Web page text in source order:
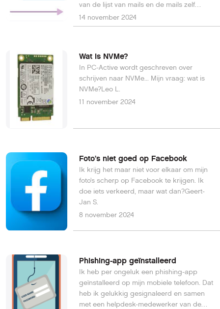
van de lijst van mails en de mails zelf
kunnen wel worden aangepast. Is hier een
oplossing voor?René B.
14 november 2024
Wat is NVMe?
In PC-Active wordt geschreven over
schrijven naar NVMe... Mijn vraag: wat is
NVMe?Leo L.
11 november 2024
Foto’s niet goed op Facebook
Ik krijg het maar niet voor elkaar om mijn
foto’s scherp op Facebook te krijgen. Ik
doe iets verkeerd, maar wat dan?Geert-
Jan S.
8 november 2024
Phishing-app geïnstalleerd
Ik heb per ongeluk een phishing-app
geïnstalleerd op mijn mobiele telefoon. Dat
heb ik gelukkig gesignaleerd en samen
met een helpdesk-medewerker van de